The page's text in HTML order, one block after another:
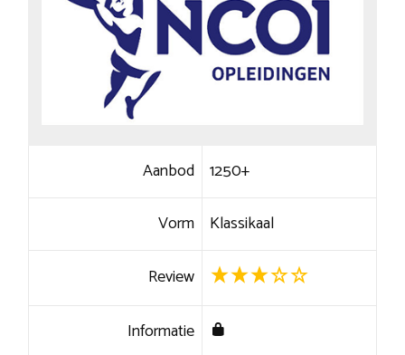
Aanbod 1250+
Vorm Klassikaal
Review
Informatie